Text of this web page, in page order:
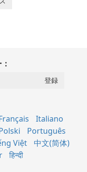
Italiano
Português
Việt
中文(简体)
हिन्दी